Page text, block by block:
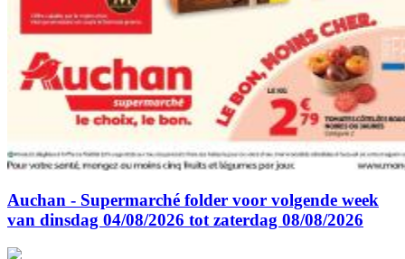
Auchan - Supermarché folder voor volgende week
van dinsdag 04/08/2026 tot zaterdag 08/08/2026